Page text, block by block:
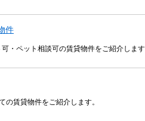
件
・ペット相談可の賃貸物件をご紹介します
の賃貸物件をご紹介します。